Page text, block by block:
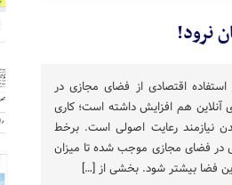
نرود!
اقتصادی از فضای مجازی در
آنلاین هم افزایش داشته است؛ کاری
نیازمند رعایت اصولی است. برخط
در فضای مجازی موجب شده تا میزان
فضا بیشتر شود. بخشی از […]